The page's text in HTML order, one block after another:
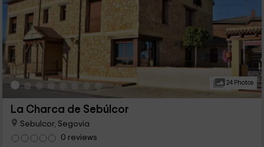
24 Photos
La Charca de Sebúlcor
Sebulcor, Segovia
0 reviews